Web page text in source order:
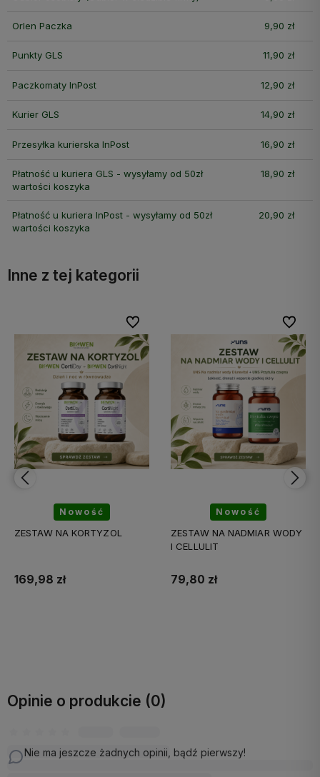
Orlen Paczka 9,90 zł
Punkty GLS 11,90 zł
Paczkomaty InPost 12,90 zł
Kurier GLS 14,90 zł
Przesyłka kurierska InPost 16,90 zł
Płatność u kuriera GLS - wysyłamy od 50zł
wartości koszyka
18,90 zł
Płatność u kuriera InPost - wysyłamy od 50zł
wartości koszyka
20,90 zł
Inne z tej kategorii
Nowość
ZESTAW NA NADMIAR WODY
79,80 zł
Do ulubionych
Do ulubionych
Nowość
ZESTAW ZDROWE STAWY
176,89 zł
Do
Do
Opinie o produkcie (0)
Nie ma jeszcze żadnych opinii, bądź pierwszy!